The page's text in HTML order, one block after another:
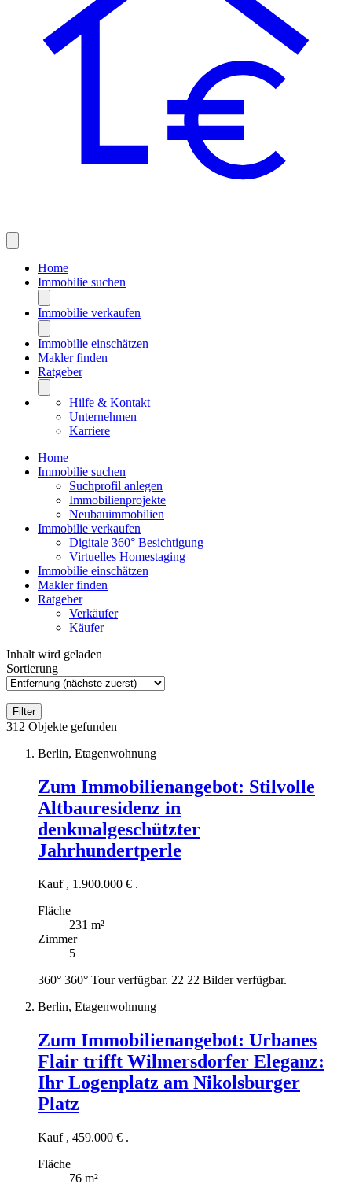
Home
Immobilie suchen
Immobilie verkaufen
Immobilie einschätzen
Makler finden
Ratgeber
Hilfe & Kontakt
Unternehmen
Karriere
Home
Immobilie suchen
Suchprofil anlegen
Immobilienprojekte
Neubauimmobilien
Immobilie verkaufen
Digitale 360° Besichtigung
Virtuelles Homestaging
Immobilie einschätzen
Makler finden
Ratgeber
Verkäufer
Käufer
Inhalt wird geladen
Sortierung
Filter
312 Objekte gefunden
Berlin, Etagenwohnung
Zum Immobilienangebot: Stilvolle
Altbauresidenz in
denkmalgeschützter
Jahrhundertperle
Kauf , 1.900.000 € .
Fläche
231 m²
Zimmer
5
360° 360° Tour verfügbar. 22 22 Bilder verfügbar.
Berlin, Etagenwohnung
Zum Immobilienangebot: Urbanes
Flair trifft Wilmersdorfer Eleganz:
Ihr Logenplatz am Nikolsburger
Platz
Kauf , 459.000 € .
Fläche
76 m²